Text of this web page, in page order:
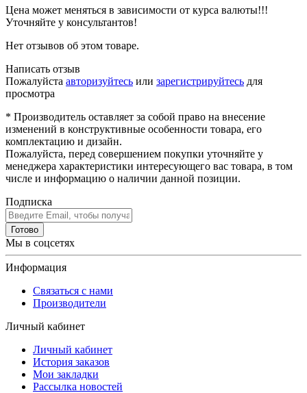
Цена может меняться в зависимости от курса валюты!!!
Уточняйте у консультантов!
Нет отзывов об этом товаре.
Написать отзыв
Пожалуйста авторизуйтесь или зарегистрируйтесь для
просмотра
* Производитель оставляет за собой право на внесение
изменений в конструктивные особенности товара, его
комплектацию и дизайн.
Пожалуйста, перед совершением покупки уточняйте у
менеджера характеристики интересующего вас товара, в том
числе и информацию о наличии данной позиции.
Подписка
Готово
Мы в соцсетях
Информация
Связаться с нами
Производители
Личный кабинет
Личный кабинет
История заказов
Мои закладки
Рассылка новостей